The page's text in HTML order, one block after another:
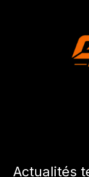
Actualités